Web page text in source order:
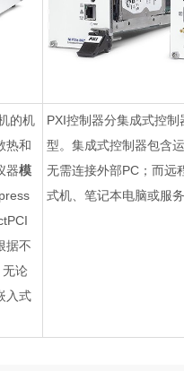
的机
热和
器模
据不
无论
入式
PXI控制器分集成式控
型。集成式控制器包含
无需连接外部PC；而远
式机、笔记本电脑或服